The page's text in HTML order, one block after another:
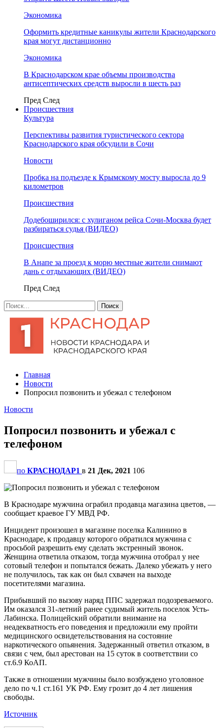
Экономика
Оформить кредитные каникулы жители Краснодарского
края могут дистанционно
Экономика
В Краснодарском крае объемы производства
антисептических средств выросли в шесть раз
Пред След
Происшествия
Культура
Перспективы развития туристического сектора
Краснодарского края обсудили в Сочи
Новости
Пробка на подъезде к Крымскому мосту выросла до 9
километров
Происшествия
Додебоширился: с хулиганом рейса Сочи-Москва будет
разбираться судья (ВИДЕО)
Происшествия
В Анапе за проезд к морю местные жители снимают
дань с отдыхающих (ВИДЕО)
Пред След
Главная
Новости
Попросил позвонить и убежал с телефоном
Новости
Попросил позвонить и убежал с
телефоном
по КРАСНОДАР1 в 21 Дек, 2021 106
В Краснодаре мужчина ограбил продавца магазина цветов, —
сообщает краевое ГУ МВД РФ.
Инцидент произошел в магазине поселка Калинино в
Краснодаре, к продавцу которого обратился мужчина с
просьбой разрешить ему сделать экстренный звонок.
Женщина ответила отказом, тогда мужчина отобрал у нее
сотовый телефон и попытался бежать. Далеко убежать у него
не получилось, так как он был схвачен на выходе
посетителями магазина.
Прибывший по вызову наряд ППС задержал подозреваемого.
Им оказался 31-летний ранее судимый житель поселок Усть-
Лабинска. Полицейский обратили внимание на
неадекватность его поведения и предложили ему пройти
медицинского освидетельствования на состояние
наркотического опьянения. Задержанный ответил отказом, в
связи с чем, был арестован на 15 суток в соответствии со
ст.6.9 КоАП.
Также в отношении мужчины было возбуждено уголовное
дело по ч.1 ст.161 УК РФ. Ему грозит до 4 лет лишения
свободы.
Источник